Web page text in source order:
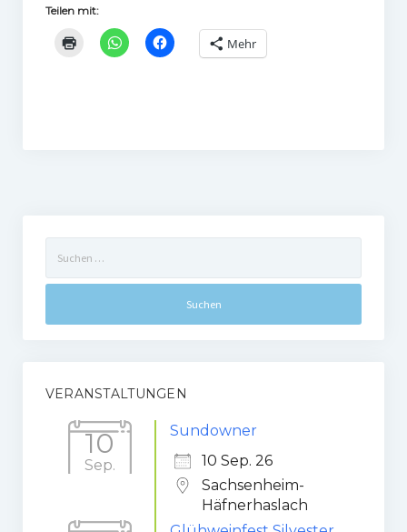
Teilen mit:
Mehr
nach:
VERANSTALTUNGEN
10
Sep.
Sundowner
10 Sep. 26
Sachsenheim-
Häfnerhaslach